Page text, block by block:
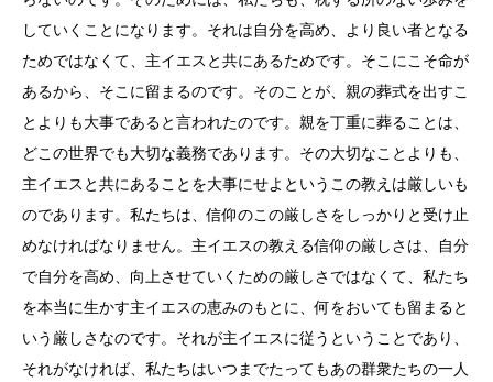
していくことになります。それは自分を高め、より良い者となる
ためではなくて、主イエスと共にあるためです。そこにこそ命が
あるから、そこに留まるのです。そのことが、親の葬式を出すこ
とよりも大事であると言われたのです。親を丁重に葬ることは、
どこの世界でも大切な義務であります。その大切なことよりも、
主イエスと共にあることを大事にせよというこの教えは厳しいも
のであります。私たちは、信仰のこの厳しさをしっかりと受け止
めなければなりません。主イエスの教える信仰の厳しさは、自分
で自分を高め、向上させていくための厳しさではなくて、私たち
を本当に生かす主イエスの恵みのもとに、何をおいても留まると
いう厳しさなのです。それが主イエスに従うということであり、
それがなければ、私たちはいつまでたってもあの群衆たちの一人